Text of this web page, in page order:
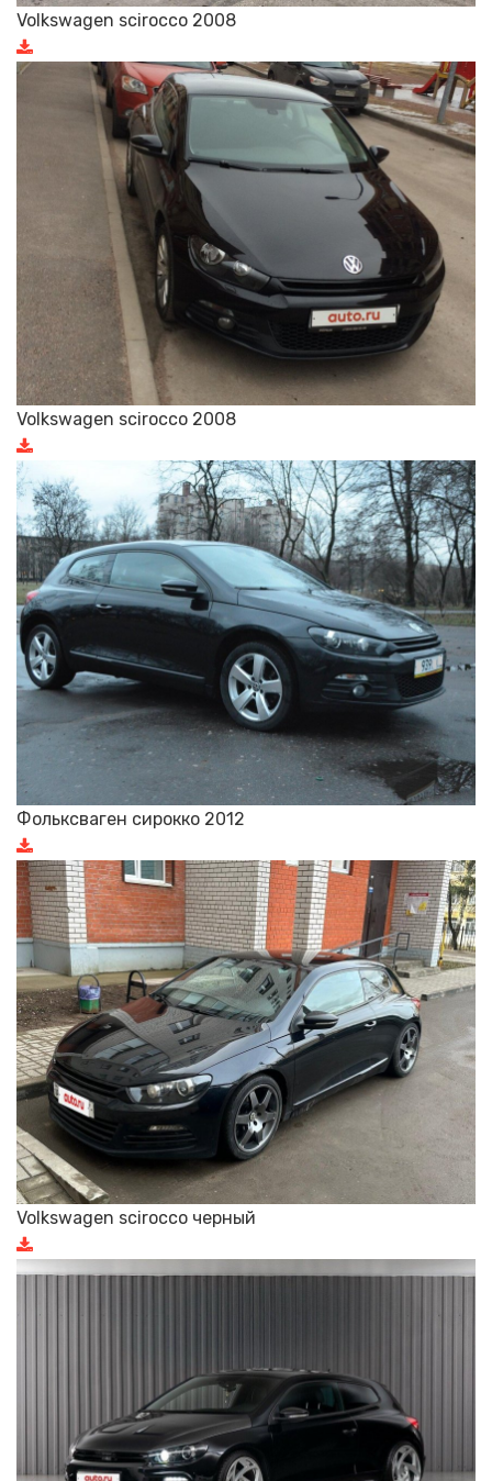
Volkswagen scirocco 2008
Volkswagen scirocco 2008
Фольксваген сирокко 2012
Volkswagen scirocco черный